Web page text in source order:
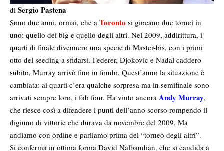
di Sergio Pastena
Sono due anni, ormai, che a Toronto si giocano due tornei in
uno: quello dei big e quello degli altri. Nel 2009, addirittura, i
quarti di finale divennero una specie di Master-bis, con i primi
otto del seeding a sfidarsi. Federer, Djokovic e Nadal caddero
subito, Murray arrivò fino in fondo. Quest’anno la situazione è
cambiata: ai quarti c’era qualche sorpresa ma in semifinale sono
arrivati sempre loro, i fab four. Ha vinto ancora Andy Murray,
che riesce così a difendere i punti dell’anno scorso rompendo il
digiuno di vittorie che durava da novembre del 2009. Ma
andiamo con ordine e parliamo prima del “torneo degli altri”.
Si conferma in ottima forma David Nalbandian, che si candida a